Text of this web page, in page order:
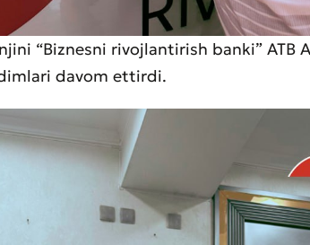
“Biznesni rivojlantirish banki” ATB
davom ettirdi.